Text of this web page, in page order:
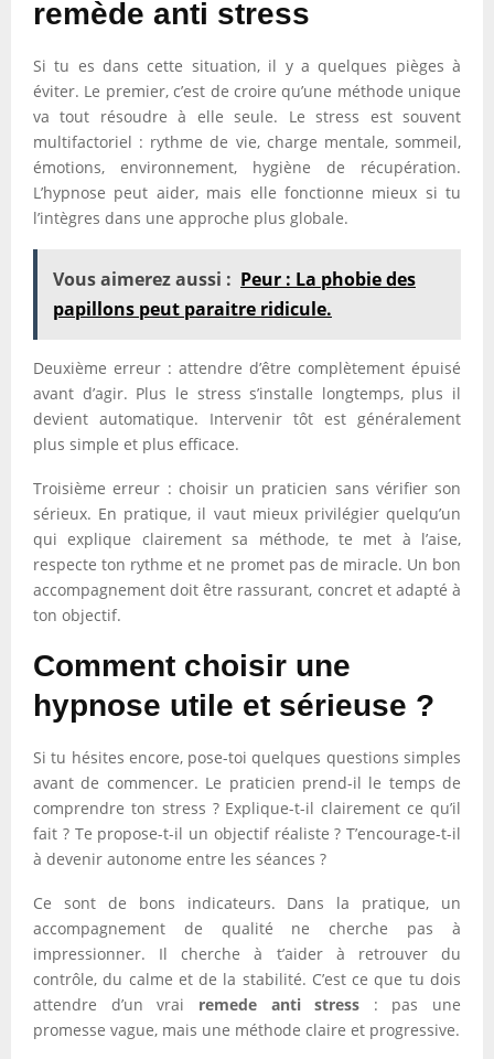
remède anti stress
Si tu es dans cette situation, il y a quelques pièges à
éviter. Le premier, c’est de croire qu’une méthode unique
va tout résoudre à elle seule. Le stress est souvent
multifactoriel : rythme de vie, charge mentale, sommeil,
émotions, environnement, hygiène de récupération.
L’hypnose peut aider, mais elle fonctionne mieux si tu
l’intègres dans une approche plus globale.
Vous aimerez aussi : Peur : La phobie des
papillons peut paraitre ridicule.
Deuxième erreur : attendre d’être complètement épuisé
avant d’agir. Plus le stress s’installe longtemps, plus il
devient automatique. Intervenir tôt est généralement
plus simple et plus efficace.
Troisième erreur : choisir un praticien sans vérifier son
sérieux. En pratique, il vaut mieux privilégier quelqu’un
qui explique clairement sa méthode, te met à l’aise,
respecte ton rythme et ne promet pas de miracle. Un bon
accompagnement doit être rassurant, concret et adapté à
ton objectif.
Comment choisir une
hypnose utile et sérieuse ?
Si tu hésites encore, pose-toi quelques questions simples
avant de commencer. Le praticien prend-il le temps de
comprendre ton stress ? Explique-t-il clairement ce qu’il
fait ? Te propose-t-il un objectif réaliste ? T’encourage-t-il
à devenir autonome entre les séances ?
Ce sont de bons indicateurs. Dans la pratique, un
accompagnement de qualité ne cherche pas à
impressionner. Il cherche à t’aider à retrouver du
contrôle, du calme et de la stabilité. C’est ce que tu dois
attendre d’un vrai remede anti stress : pas une
promesse vague, mais une méthode claire et progressive.